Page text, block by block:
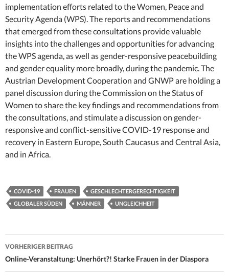
implementation efforts related to the Women, Peace and
Security Agenda (WPS). The reports and recommendations
that emerged from these consultations provide valuable
insights into the challenges and opportunities for advancing
the WPS agenda, as well as gender-responsive peacebuilding
and gender equality more broadly, during the pandemic. The
Austrian Development Cooperation and GNWP are holding a
panel discussion during the Commission on the Status of
Women to share the key findings and recommendations from
the consultations, and stimulate a discussion on gender-
responsive and conflict-sensitive COVID-19 response and
recovery in Eastern Europe, South Caucasus and Central Asia,
and in Africa.
COVID-19 FRAUEN
GESCHLECHTERGERECHTIGKEIT
GLOBALER SÜDEN
MÄNNER UNGLEICHHEIT
Beitrags-
Navigation
VORHERIGER BEITRAG
Online-Veranstaltung: Unerhört?! Starke Frauen in der Diaspora